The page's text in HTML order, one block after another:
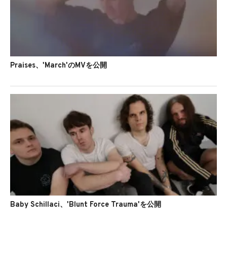
Praises、'March'のMVを公開
Baby Schillaci、'Blunt Force Trauma'を公開